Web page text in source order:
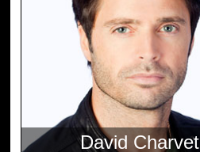
David Charvet